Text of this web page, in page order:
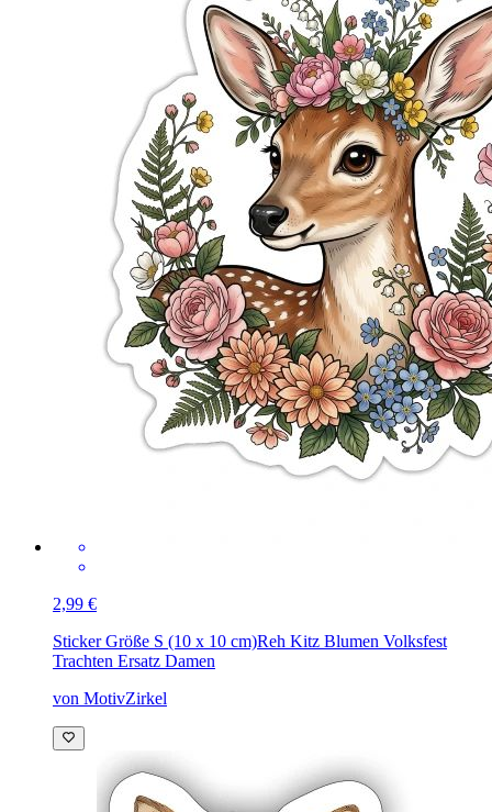
2,99 €
Sticker Größe S (10 x 10 cm)Reh Kitz Blumen Volksfest
Trachten Ersatz Damen
von MotivZirkel